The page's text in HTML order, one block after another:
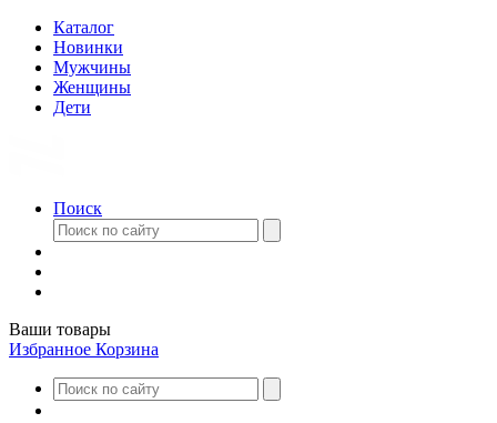
Каталог
Новинки
Мужчины
Женщины
Дети
Поиск
Ваши товары
Избранное Корзина